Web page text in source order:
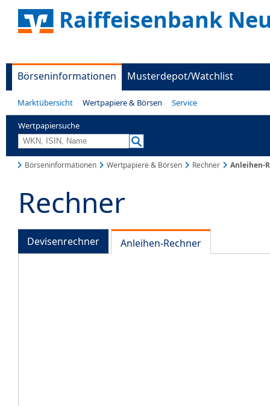
Raiffeisenbank
Börseninformationen Musterdepot/Watchlist
Marktübersicht Wertpapiere & Börsen Service
Wertpapiersuche
Börseninformationen Wertpapiere & Börsen Rechner Anleihen-
Rechner
Devisenrechner Anleihen-Rechner